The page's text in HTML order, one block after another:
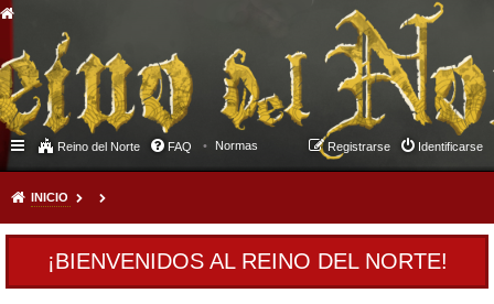
Reino del Norte FAQ Normas Identificarse
Registrarse
INICIO
¡BIENVENIDOS AL REINO DEL NORTE!